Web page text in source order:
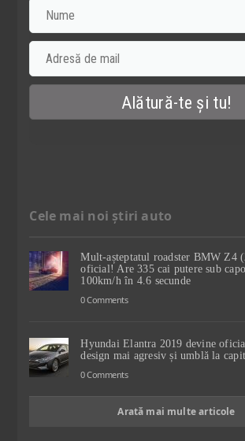
Cele mai noi știri auto
Mult-așteptatul roadster BMW Z4
oficial! Are 335 cai putere sub
100km/h în 4.6 secunde
0 Comments
Hyundai Elantra 2019 devine
design mai agresiv și umblă la
0 Comments
Arată mai multe articole